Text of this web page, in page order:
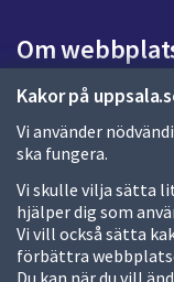
Kakor på
Vi använder
ska fungera.
Vi skulle vilja sätta
hjälper dig som
Vi vill också sätta
förbättra
Du kan när du vill
d
a
Om
Om webbplatsen
Allmänna
Behandling av
Kakor
Språk (other